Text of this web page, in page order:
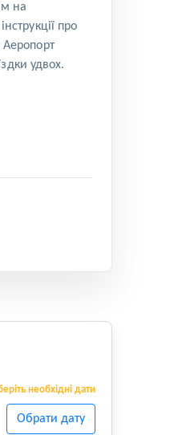
на
про
удвох.
необхідні дати
Обрати дату